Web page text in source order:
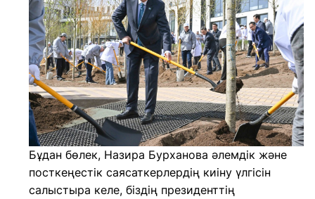
Бұдан бөлек, Назира Бурханова әлемдік және
посткеңестік саясаткерлердің киіну үлгісін
салыстыра келе, біздің президенттің